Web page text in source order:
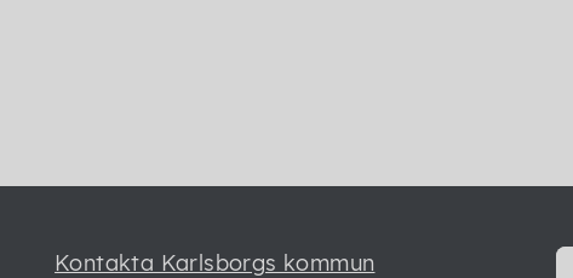
Kontakta Karlsborgs kommun